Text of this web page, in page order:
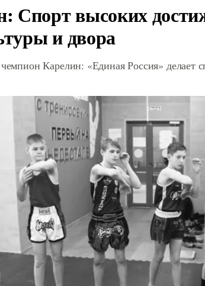
Спорт высоких
и двора
Карелин: «Единая Россия» делает